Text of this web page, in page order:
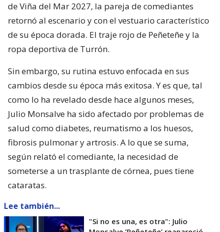
de Viña del Mar 2027, la pareja de comediantes
retornó al escenario y con el vestuario característico
de su época dorada. El traje rojo de Peñeteñe y la
ropa deportiva de Turrón.
Sin embargo, su rutina estuvo enfocada en sus
cambios desde su época más exitosa. Y es que, tal
como lo ha revelado desde hace algunos meses,
Julio Monsalve ha sido afectado por problemas de
salud como diabetes, reumatismo a los huesos,
fibrosis pulmonar y artrosis. A lo que se suma,
según relató el comediante, la necesidad de
someterse a un trasplante de córnea, pues tiene
cataratas.
Lee también...
"Si no es una, es otra": Julio